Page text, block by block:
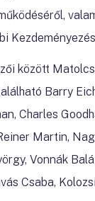
között
Barry
Charles
Martin,
Vonnák
Csaba,